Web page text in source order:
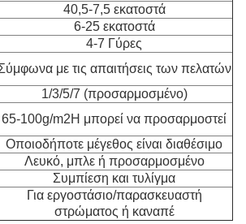
40,5-7,5 εκατοστά
6-25 εκατοστά
4-7 Γύρες
με τις απαιτήσεις των πελατών
1/3/5/7 (προσαρμοσμένο)
65-100g/m2Η μπορεί να προσαρμοστεί
Οποιοδήποτε μέγεθος είναι διαθέσιμο
Λευκό, μπλε ή προσαρμοσμένο
Συμπίεση και τυλίγμα
Για εργοστάσιο/παρασκευαστή
στρώματος ή καναπέ